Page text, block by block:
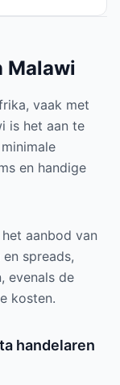
Malawi
vaak met
is het aan te
en handige
aanbod van
spreads,
evenals de
kosten.
handelaren